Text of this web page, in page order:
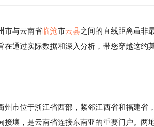
市与云南省临沧市云县之间的直线距离虽非
在通过实际数据和深入分析，带您穿越这约
市位于浙江省西部，紧邻江西省和福建省
壤，是云南省连接东南亚的重要门户。两